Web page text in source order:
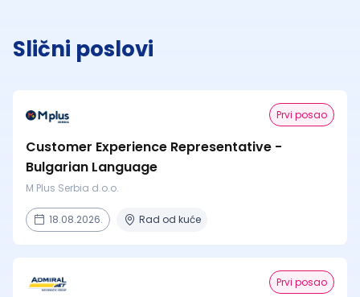
Slični poslovi
Prvi posao
Customer Experience Representative -
Bulgarian Language
M Plus Serbia d.o.o.
18.08.2026. Rad od kuće
Prvi posao